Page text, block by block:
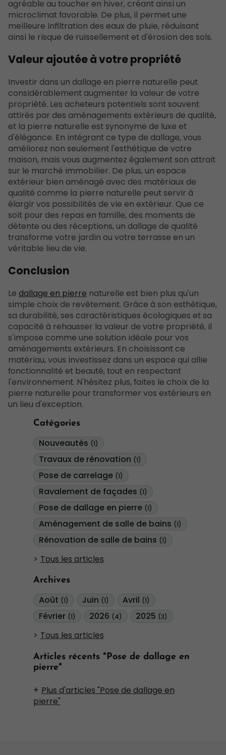
Catégories
Nouveautés (1)
Travaux de rénovation (1)
Pose de carrelage (1)
Ravalement de façades (1)
Pose de dallage en pierre (1)
Aménagement de salle de bains (1)
Rénovation de salle de bains (1)
Tous les articles
Archives
Août (1) Juin (1) Avril (1)
Février (1) 2026 (4) 2025 (3)
Tous les articles
Articles récents "Pose de dallage en
pierre"
Plus d'articles "Pose de dallage en
pierre"
agréable au toucher en hiver, créant ainsi un
microclimat favorable. De plus, il permet une
meilleure infiltration des eaux de pluie, réduisant
ainsi le risque de ruissellement et d'érosion des sols.
Valeur ajoutée à votre propriété
Investir dans un dallage en pierre naturelle peut
considérablement augmenter la valeur de votre
propriété. Les acheteurs potentiels sont souvent
attirés par des aménagements extérieurs de qualité,
et la pierre naturelle est synonyme de luxe et
d'élégance. En intégrant ce type de dallage, vous
améliorez non seulement l'esthétique de votre
maison, mais vous augmentez également son attrait
sur le marché immobilier. De plus, un espace
extérieur bien aménagé avec des matériaux de
qualité comme la pierre naturelle peut servir à
élargir vos possibilités de vie en extérieur. Que ce
soit pour des repas en famille, des moments de
détente ou des réceptions, un dallage de qualité
transforme votre jardin ou votre terrasse en un
véritable lieu de vie.
Conclusion
Le dallage en pierre naturelle est bien plus qu'un
simple choix de revêtement. Grâce à son esthétique,
sa durabilité, ses caractéristiques écologiques et sa
capacité à rehausser la valeur de votre propriété, il
s'impose comme une solution idéale pour vos
aménagements extérieurs. En choisissant ce
matériau, vous investissez dans un espace qui allie
fonctionnalité et beauté, tout en respectant
l'environnement. N'hésitez plus, faites le choix de la
pierre naturelle pour transformer vos extérieurs en
un lieu d'exception.